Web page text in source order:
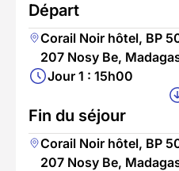
Départ
Corail Noir hôtel, BP
207 Nosy Be,
Jour 1 : 15h00
Fin du séjour
Corail Noir hôtel, BP
207 Nosy Be,